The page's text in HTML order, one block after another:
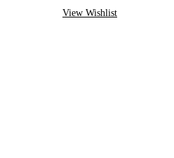
View Wishlist